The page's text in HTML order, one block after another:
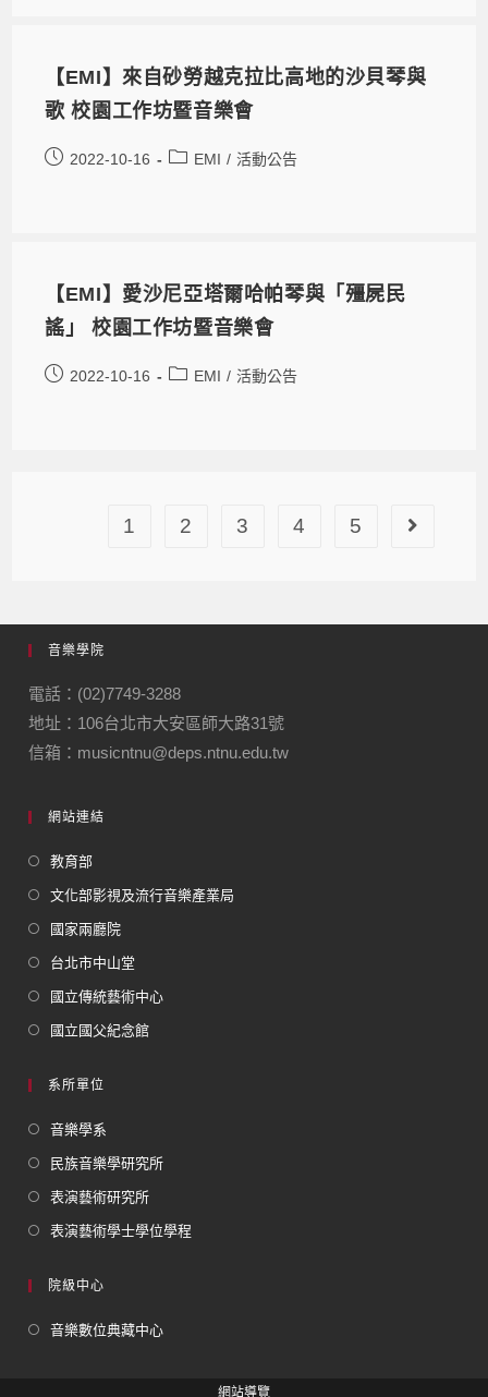
【EMI】來自砂勞越克拉比高地的沙貝琴與
歌 校園工作坊暨音樂會
2022-10-16 EMI / 活動公告
【EMI】愛沙尼亞塔爾哈帕琴與「殭屍民
謠」 校園工作坊暨音樂會
2022-10-16 EMI / 活動公告
1 2 3 4 5
音樂學院
電話：(02)7749-3288
地址：106台北市大安區師大路31號
信箱：musicntnu@deps.ntnu.edu.tw
網站連結
教育部
文化部影視及流行音樂產業局
國家兩廳院
台北市中山堂
國立傳統藝術中心
國立國父紀念館
系所單位
音樂學系
民族音樂學研究所
表演藝術研究所
表演藝術學士學位學程
院級中心
音樂數位典藏中心
網站導覽